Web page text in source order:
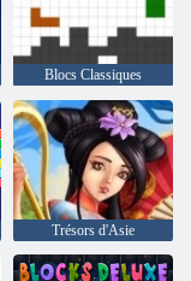
Blocs Classiques
Trésors d'Asie